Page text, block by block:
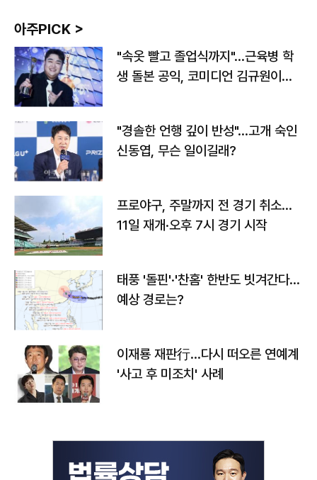
아주PICK >
"속옷 빨고 졸업식까지"…근육병 학
생 돌본 공익, 코미디언 김규원이었
"경솔한 언행 깊이 반성"…고개 숙인
신동엽, 무슨 일이길래?
프로야구, 주말까지 전 경기 취소…
11일 재개·오후 7시 경기 시작
태풍 '돌핀'·'찬홈' 한반도 빗겨간다…
예상 경로는?
이재룡 재판行…다시 떠오른 연예계
'사고 후 미조치' 사례